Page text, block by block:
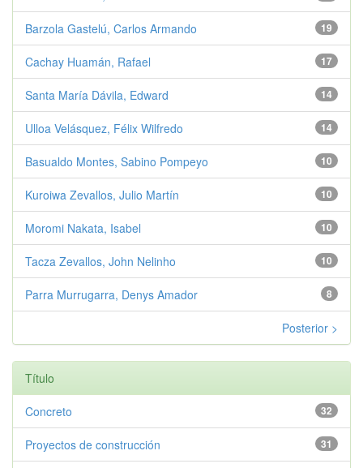
19
Barzola Gastelú, Carlos Armando
17
Cachay Huamán, Rafael
14
Santa María Dávila, Edward
14
Ulloa Velásquez, Félix Wilfredo
10
Basualdo Montes, Sabino Pompeyo
10
Kuroiwa Zevallos, Julio Martín
10
Moromi Nakata, Isabel
10
Tacza Zevallos, John Nelinho
8
Parra Murrugarra, Denys Amador
Posterior >
Título
32
Concreto
31
Proyectos de construcción